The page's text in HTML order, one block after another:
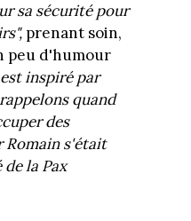
sa sécurité pour
prenant soin,
peu d'humour
inspiré par
quand
des
Romain s'était
la Pax